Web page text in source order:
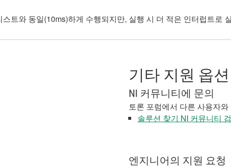
트와 동일(10ms)하게 수행되지만, 실행 시 더 적은 인터럽트로
기타 지원 옵션
NI 커뮤니티에 문의
토론 포럼에서 다른 사용자와
솔루션 찾기 NI 커뮤니티
엔지니어의 지원 요청